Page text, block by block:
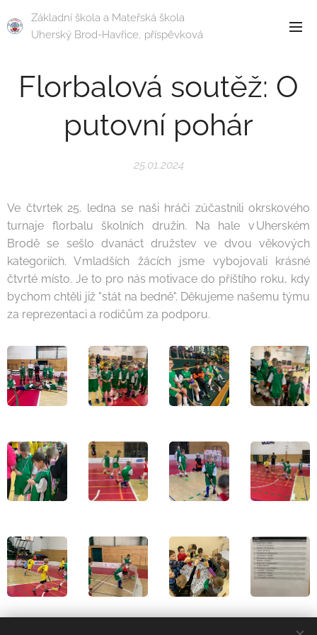
Základní škola a Mateřská škola
Uherský Brod-Havřice, příspěvková
Florbalová soutěž: O
putovní pohár
25.01.2024
Ve čtvrtek 25. ledna se naši hráči zúčastnili okrskového
turnaje florbalu školních družin. Na hale v Uherském
Brodě se sešlo dvanáct družstev ve dvou věkových
kategoriích. V mladších žácích jsme vybojovali krásné
čtvrté místo. Je to pro nás motivace do příštího roku, kdy
bychom chtěli již "stát na bedně". Děkujeme našemu týmu
za reprezentaci a rodičům za podporu.